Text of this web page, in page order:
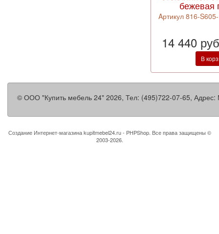
бежевая
Aртикул 816-
14 440
В
© ООО "Купить мебель 24" 2026, Тел: (495)722-07-65, Адрес:
Создание Интернет-магазинаkupitmebel24.ru - PHPShop. Все права защищены ©
2003-2026.